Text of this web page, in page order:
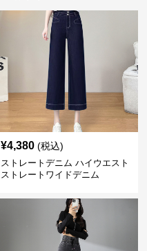
¥4,380 (税込)
ストレートデニム ハイウエスト
ストレートワイドデニム